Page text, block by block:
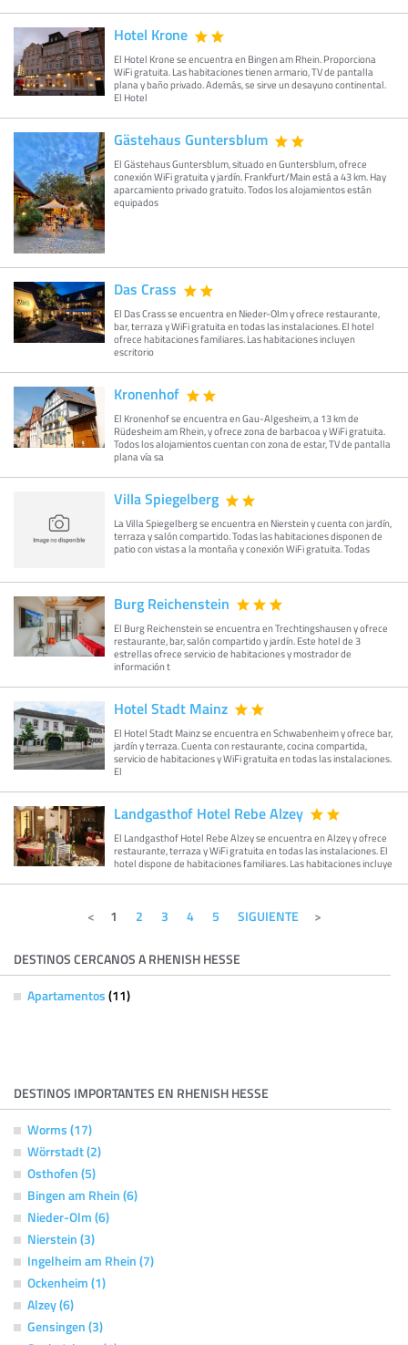
Hotel Krone
El Hotel Krone se encuentra en Bingen am Rhein. Proporciona
WiFi gratuita. Las habitaciones tienen armario, TV de pantalla
plana y baño privado. Además, se sirve un desayuno continental.
El Hotel
Gästehaus Guntersblum
El Gästehaus Guntersblum, situado en Guntersblum, ofrece
conexión WiFi gratuita y jardín. Frankfurt/Main está a 43 km. Hay
aparcamiento privado gratuito. Todos los alojamientos están
equipados
Das Crass
El Das Crass se encuentra en Nieder-Olm y ofrece restaurante,
bar, terraza y WiFi gratuita en todas las instalaciones. El hotel
ofrece habitaciones familiares. Las habitaciones incluyen
escritorio
Kronenhof
El Kronenhof se encuentra en Gau-Algesheim, a 13 km de
Rüdesheim am Rhein, y ofrece zona de barbacoa y WiFi gratuita.
Todos los alojamientos cuentan con zona de estar, TV de pantalla
plana vía sa
Villa Spiegelberg
La Villa Spiegelberg se encuentra en Nierstein y cuenta con jardín,
terraza y salón compartido. Todas las habitaciones disponen de
patio con vistas a la montaña y conexión WiFi gratuita. Todas
Burg Reichenstein
El Burg Reichenstein se encuentra en Trechtingshausen y ofrece
restaurante, bar, salón compartido y jardín. Este hotel de 3
estrellas ofrece servicio de habitaciones y mostrador de
información t
Hotel Stadt Mainz
El Hotel Stadt Mainz se encuentra en Schwabenheim y ofrece bar,
jardín y terraza. Cuenta con restaurante, cocina compartida,
servicio de habitaciones y WiFi gratuita en todas las instalaciones.
El
Landgasthof Hotel Rebe Alzey
El Landgasthof Hotel Rebe Alzey se encuentra en Alzey y ofrece
restaurante, terraza y WiFi gratuita en todas las instalaciones. El
hotel dispone de habitaciones familiares. Las habitaciones incluye
1 2 3 4 5 SIGUIENTE
DESTINOS CERCANOS A RHENISH HESSE
Apartamentos (11)
DESTINOS IMPORTANTES EN RHENISH HESSE
Worms (17)
Wörrstadt (2)
Osthofen (5)
Bingen am Rhein (6)
Nieder-Olm (6)
Nierstein (3)
Ingelheim am Rhein (7)
Ockenheim (1)
Alzey (6)
Gensingen (3)